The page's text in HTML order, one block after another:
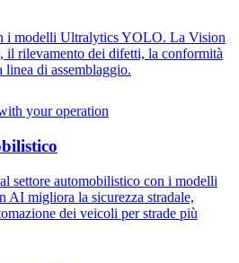
i modelli Ultralytics YOLO. La Vision
rilevamento dei difetti, la conformità
di assemblaggio.
settore automobilistico con i modelli
migliora la sicurezza stradale,
dei veicoli per strade più